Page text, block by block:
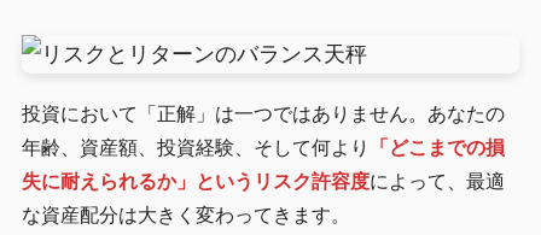
投資において「正解」は一つではありません。あなたの
年齢、資産額、投資経験、そして何より
「どこまでの損
失に耐えられるか」というリスク許容度によって、最適
な資産配分は大きく変わってきます。